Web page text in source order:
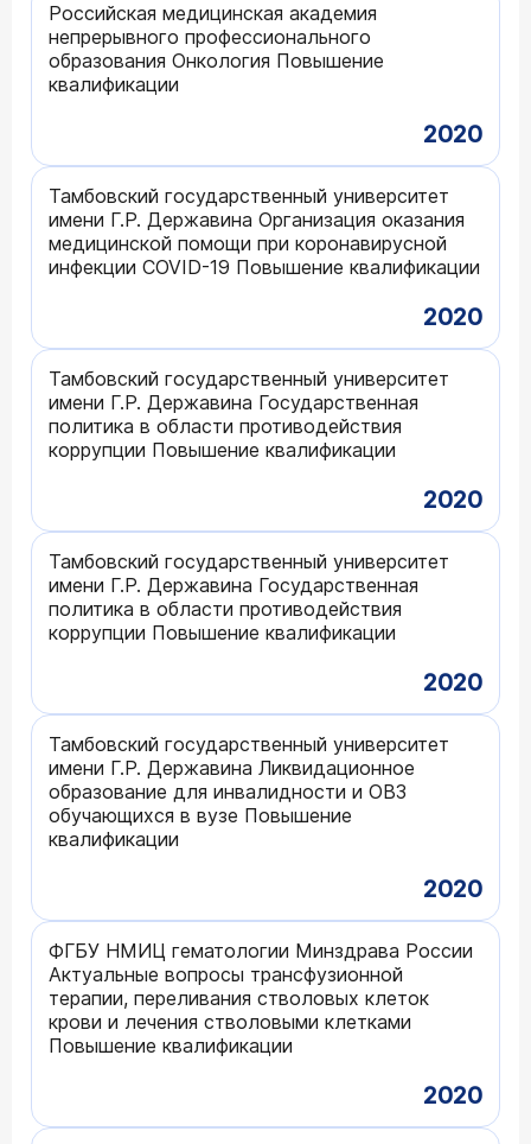
Российская медицинская академия
непрерывного профессионального
образования Онкология Повышение
квалификации
2020
Тамбовский государственный университет
имени Г.Р. Державина Организация оказания
медицинской помощи при коронавирусной
инфекции COVID-19 Повышение квалификации
2020
Тамбовский государственный университет
имени Г.Р. Державина Государственная
политика в области противодействия
коррупции Повышение квалификации
2020
Тамбовский государственный университет
имени Г.Р. Державина Государственная
политика в области противодействия
коррупции Повышение квалификации
2020
Тамбовский государственный университет
имени Г.Р. Державина Ликвидационное
образование для инвалидности и ОВЗ
обучающихся в вузе Повышение
квалификации
2020
ФГБУ НМИЦ гематологии Минздрава России
Актуальные вопросы трансфузионной
терапии, переливания стволовых клеток
крови и лечения стволовыми клетками
Повышение квалификации
2020